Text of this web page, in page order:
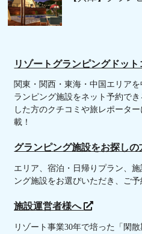
リゾートグランピングドッ
関東・関西・東海・中国エリア
ランピング施設をネット予約で
した方のクチコミや旅レポータ
載！
グランピング施設をお探し
エリア、宿泊・日帰りプラン、
ング施設をお選びいただき、ご
施設運営者様へ
リゾート事業30年で培った「閑